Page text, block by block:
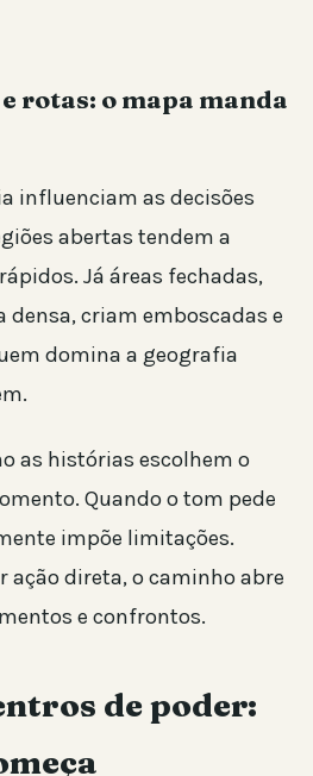
rotas: o mapa manda
influenciam as decisões
abertas tendem a
Já áreas fechadas,
densa, criam emboscadas e
domina a geografia
as histórias escolhem o
Quando o tom pede
impõe limitações.
ação direta, o caminho abre
e confrontos.
de poder: